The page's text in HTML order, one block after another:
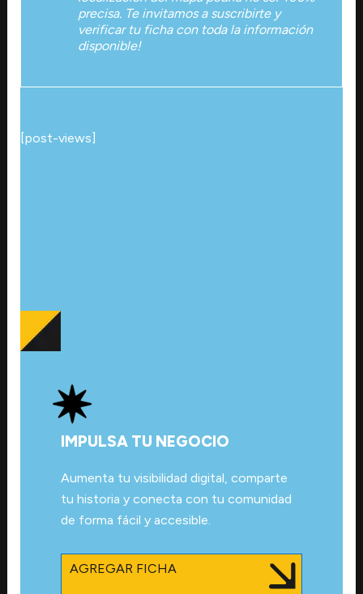
precisa. Te invitamos a suscribirte y
verificar tu ficha con toda la información
disponible!
[post-views]
IMPULSA TU NEGOCIO
Aumenta tu visibilidad digital, comparte
tu historia y conecta con tu comunidad
de forma fácil y accesible.
AGREGAR FICHA